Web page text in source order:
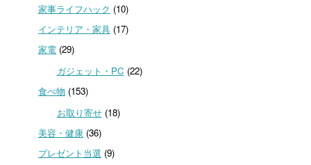
家事ライフハック (10)
インテリア・家具(17)
家電(29)
ガジェット・PC (22)
食べ物 (153)
お取り寄せ(18)
美容・健康(36)
プレゼント当選 (9)